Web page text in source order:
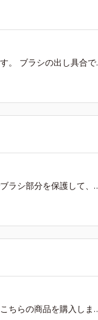
コンパクトで収納しやすいし、ブラシが出し
柔らかいのに、しっかりしてて、その上、使用しない時はしっかりカバーさ
ライトブラッシュのチークを普段使用していますが、付属でブラシがついていないためこちらの商品を購入しました。 キャップ付きでブラシをくり出して使用するタイ